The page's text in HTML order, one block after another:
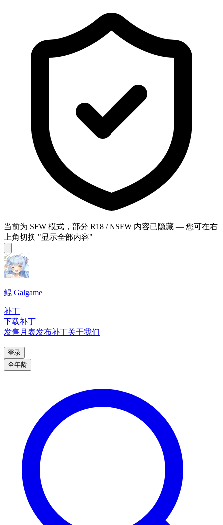
当前为 SFW 模式，部分 R18 / NSFW 内容已隐藏 — 您可在右
上角切换 "显示全部内容"
鲲 Galgame
补丁
下载补丁
发售月表发布补丁关于我们
登录
全年龄